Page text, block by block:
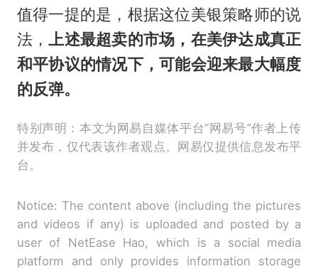
值得一提的是，根据这位美银策略师的说
法，上述最超卖的市场，在美伊达成真正
和平协议的情况下，可能会迎来最大幅度
的反弹。
特别声明：本文为网易自媒体平台“网易号”作者上传
并发布，仅代表该作者观点。网易仅提供信息发布平
台。
Notice: The content above (including the pictures
and videos if any) is uploaded and posted by a
user of NetEase Hao, which is a social media
platform and only provides information storage